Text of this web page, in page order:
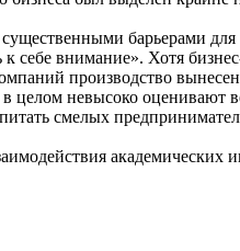
барьерами для
себе внимание». Хотя
производство
целом невысоко оценивают
смелых
академических